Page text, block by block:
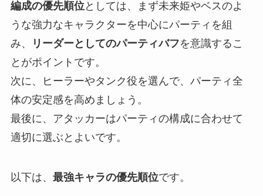
編成の優先順位としては、まず未来姫やベスのよ
うな強力なキャラクターを中心にパーティを組
み、
リーダーとしてのパーティバフを意識するこ
とがポイントです。
次に、ヒーラーやタンク役を選んで、パーティ全
体の安定感を高めましょう。
最後に、アタッカーはパーティの構成に合わせて
適切に選ぶとよいです。
以下は、 最強キャラの優先順位です。